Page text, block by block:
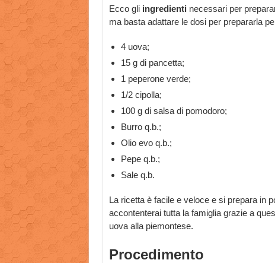
Ecco gli ingredienti necessari per
ma basta adattare le dosi per prepararla
4 uova;
15 g di pancetta;
1 peperone verde;
1/2 cipolla;
100 g di salsa di pomodoro;
Burro q.b.;
Olio evo q.b.;
Pepe q.b.;
Sale q.b.
La ricetta è facile e veloce e si prepara in
accontenterai tutta la famiglia grazie a
uova alla piemontese.
Procedimento